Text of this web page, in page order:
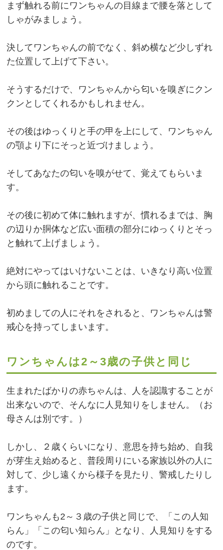
まず触れる前にワンちゃんの目線まで腰を落として
しゃがみましょう。
決してワンちゃんの前でなく、斜め横など少しずれ
た位置して上げて下さい。
そうするだけで、ワンちゃんから匂いを嗅ぎにクン
クンとしてくれるかもしれません。
その後はゆっくりと手の甲を上にして、ワンちゃん
の顎より下にそっと近づけましょう。
そしてあなたの匂いを嗅がせて、覚えてもらいま
す。
その後に初めて体に触れますが、慣れるまでは、胸
の辺りか胴体など広い面積の部分にゆっくりとそっ
と触れて上げましょう。
絶対にやってはいけないことは、いきなり高い位置
から頭に触れることです。
初めましての人にそれをされると、ワンちゃんは警
戒心を持ってしまいます。
ワンちゃんは2～3歳の子供と同じ
生まれたばかりの赤ちゃんは、人を認識することが
出来ないので、そんなに人見知りをしません。（お
母さんは別です。）
しかし、２歳くらいになり、意思を持ち始め、自我
が芽生え始めると、普段周りにいる家族以外の人に
対して、少し遠くから様子を見たり、警戒したりし
ます。
ワンちゃんも2～３歳の子供と同じで、「この人知
らん」「この匂い知らん」となり、人見知りをする
のです。